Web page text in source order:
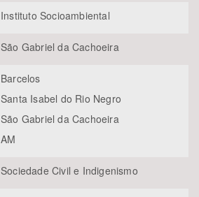
Instituto Socioambiental
São Gabriel da Cachoeira
Barcelos
Santa Isabel do Rio Negro
São Gabriel da Cachoeira
AM
Sociedade Civil e Indigenismo